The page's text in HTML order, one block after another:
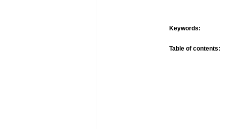
Keywords:
Table of contents: